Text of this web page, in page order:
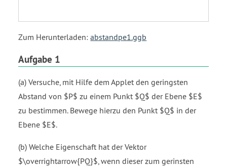
Zum Herunterladen: abstandpe1.ggb
Aufgabe 1
(a) Versuche, mit Hilfe dem Applet den geringsten
Abstand von $P$ zu einem Punkt $Q$ der Ebene $E$
zu bestimmen. Bewege hierzu den Punkt $Q$ in der
Ebene $E$.
(b) Welche Eigenschaft hat der Vektor
$\overrightarrow{PQ}$, wenn dieser zum gerinsten